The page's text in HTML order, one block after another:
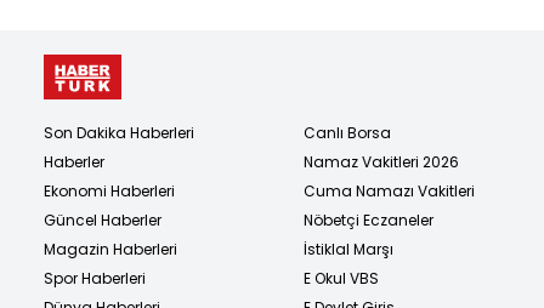
Son Dakika Haberleri
Haberler
Ekonomi Haberleri
Güncel Haberler
Magazin Haberleri
Spor Haberleri
Canlı Borsa
Namaz Vakitleri 2026
Cuma Namazı Vakitleri
Nöbetçi Eczaneler
İstiklal Marşı
E Okul VBS